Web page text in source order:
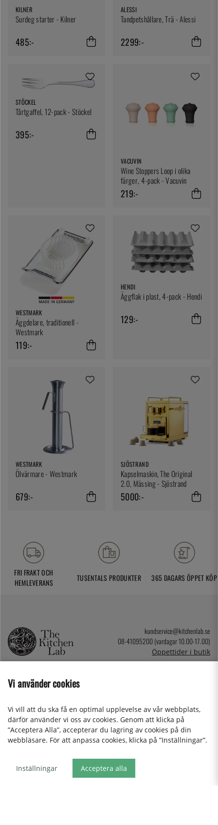
KILNER
Surdeg starter - Kilner
485:-
ALESSI
Tandpetshållare, Trä - Alessi
2299:-
STÖCKEL
Tårtgaffel, 12-pack - Stöckel
395:-
VACUVIN
Wine Stoppers Loop i olika
färger, 4-pack - Vacuvin
219:-
WESTMARK
Äggdelare, traditionell -
Westmark
119:-
HENDI
Äggflak i plast, 4-pack - Hendi
129:-
WESTMARK
Ölvärmare - Westmark
679:-
SJÖSTRAND
Kapselmaskin, The Original
2.0, Mässing - Sjöstrand
5000:-
FRI FRAKT OCH
HEMLEVERANS
TUSENTALS PRODUKTER 365 DAGARS ÖPPET KÖP
kundservice@kitchenlab.se
08-41095200 (vardagar 10.00-17.00)
Öppettider i butik
NYHETSBREV
Cookies
Företag
Personuppgifter & Integritetspolicy
Om oss
Vi använder cookies
Vi vill att du ska få en optimal upplevelse av vår webbplats,
därför använder vi oss av cookies. Genom att klicka på
”Acceptera Alla”, accepterar du lagring av cookies på din
webbläsare. För att anpassa cookies, klicka på ”Inställningar”.
Inställningar Acceptera alla